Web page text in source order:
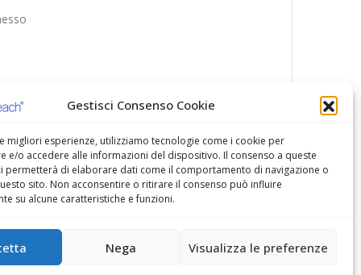
Gestisci Consenso Cookie
migliori esperienze, utilizziamo tecnologie come i cookie per
e/o accedere alle informazioni del dispositivo. Il consenso a queste
permetterà di elaborare dati come il comportamento di navigazione o
sito. Non acconsentire o ritirare il consenso può influire
su alcune caratteristiche e funzioni.
Nega Visualizza le preferenze